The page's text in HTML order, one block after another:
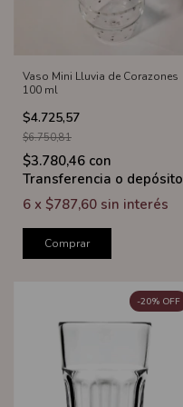
Vaso Mini Lluvia de Corazones
100 ml
$4.725,57
$6.750,81
$3.780,46 con
Transferencia o depósito
6 x $787,60 sin interés
Comprar
-20% OFF